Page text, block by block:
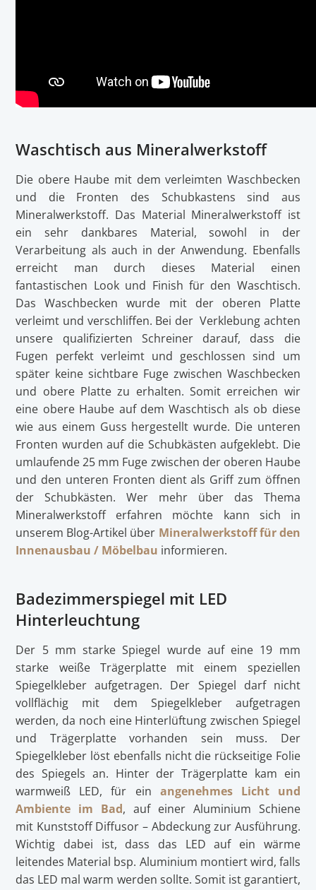
Waschtisch aus Mineralwerkstoff
Die obere Haube mit dem verleimten Waschbecken
und die Fronten des Schubkastens sind aus
Mineralwerkstoff. Das Material Mineralwerkstoff ist
ein sehr dankbares Material, sowohl in der
Verarbeitung als auch in der Anwendung. Ebenfalls
erreicht man durch dieses Material einen
fantastischen Look und Finish für den Waschtisch.
Das Waschbecken wurde mit der oberen Platte
verleimt und verschliffen. Bei der Verklebung achten
unsere qualifizierten Schreiner darauf, dass die
Fugen perfekt verleimt und geschlossen sind um
später keine sichtbare Fuge zwischen Waschbecken
und obere Platte zu erhalten. Somit erreichen wir
eine obere Haube auf dem Waschtisch als ob diese
wie aus einem Guss hergestellt wurde. Die unteren
Fronten wurden auf die Schubkästen aufgeklebt. Die
umlaufende 25 mm Fuge zwischen der oberen Haube
und den unteren Fronten dient als Griff zum öffnen
der Schubkästen. Wer mehr über das Thema
Mineralwerkstoff erfahren möchte kann sich in
unserem Blog-Artikel über Mineralwerkstoff für den
Innenausbau / Möbelbau informieren.
Badezimmerspiegel mit LED
Hinterleuchtung
Der 5 mm starke Spiegel wurde auf eine 19 mm
starke weiße Trägerplatte mit einem speziellen
Spiegelkleber aufgetragen. Der Spiegel darf nicht
vollflächig mit dem Spiegelkleber aufgetragen
werden, da noch eine Hinterlüftung zwischen Spiegel
und Trägerplatte vorhanden sein muss. Der
Spiegelkleber löst ebenfalls nicht die rückseitige Folie
des Spiegels an. Hinter der Trägerplatte kam ein
warmweiß LED, für ein angenehmes Licht und
Ambiente im Bad, auf einer Aluminium Schiene
mit Kunststoff Diffusor – Abdeckung zur Ausführung.
Wichtig dabei ist, dass das LED auf ein wärme
leitendes Material bsp. Aluminium montiert wird, falls
das LED mal warm werden sollte. Somit ist garantiert,